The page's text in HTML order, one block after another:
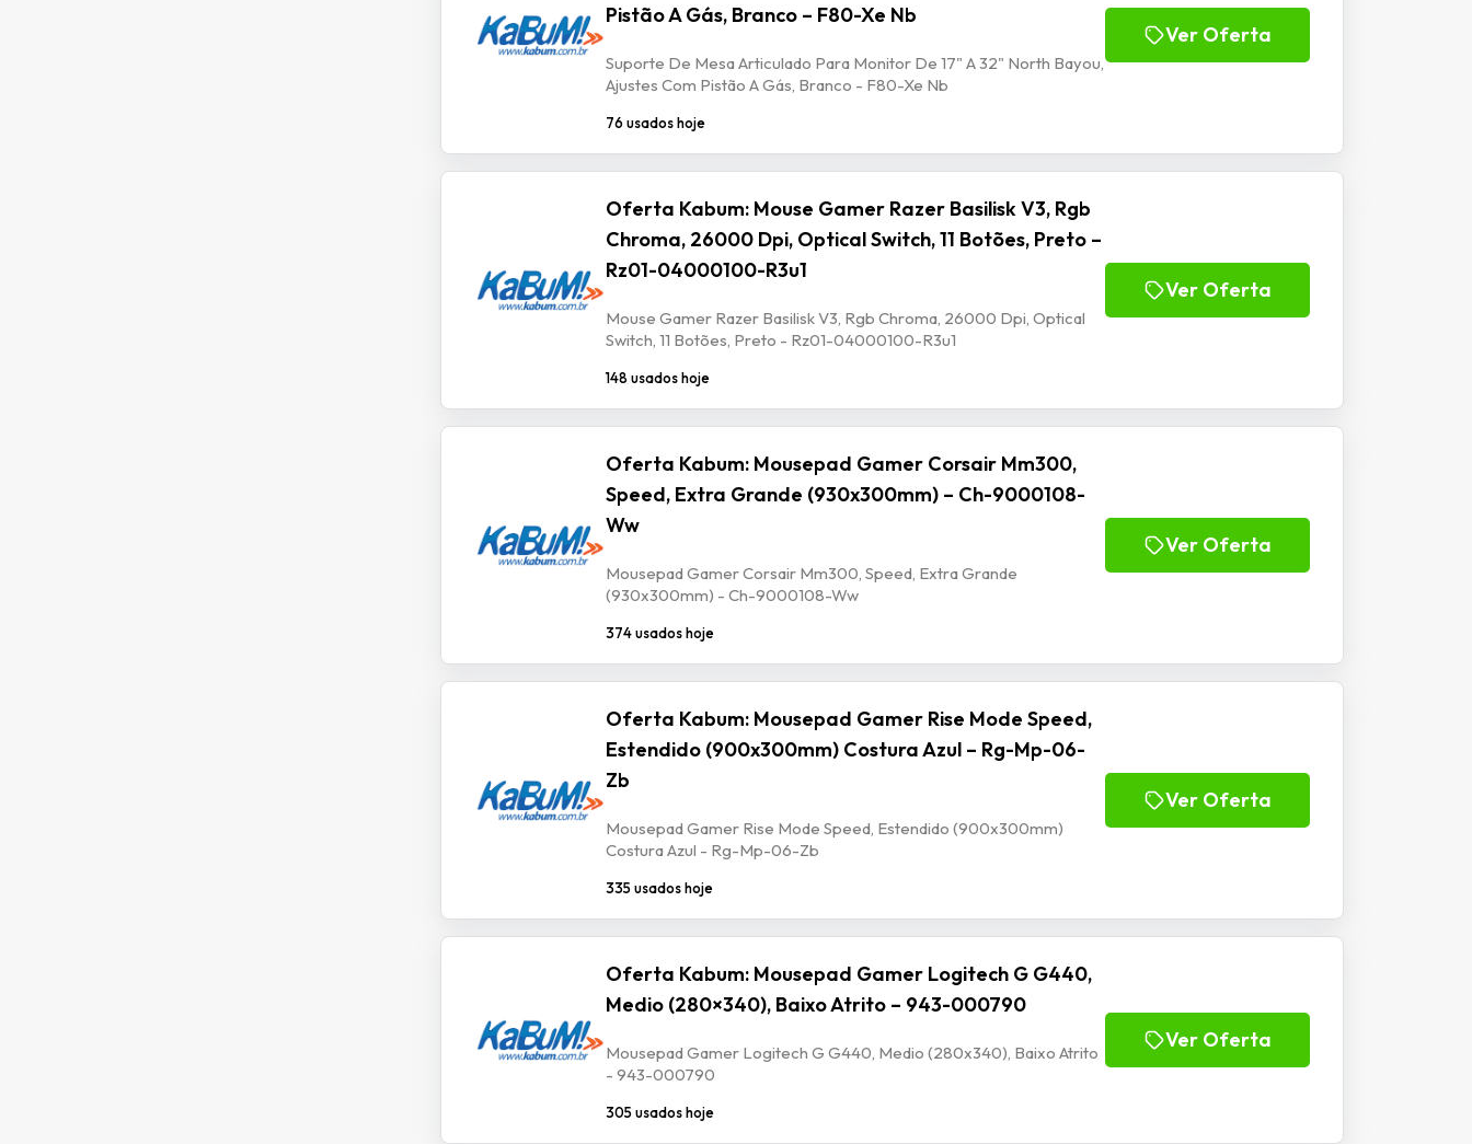
Pistão A Gás, Branco – F80-Xe Nb
Suporte De Mesa Articulado Para Monitor De 17" A 32" North Bayou,
Ajustes Com Pistão A Gás, Branco - F80-Xe Nb
76 usados hoje
Ver Oferta
Oferta Kabum: Mouse Gamer Razer Basilisk V3, Rgb
Chroma, 26000 Dpi, Optical Switch, 11 Botões, Preto –
Rz01-04000100-R3u1
Mouse Gamer Razer Basilisk V3, Rgb Chroma, 26000 Dpi, Optical
Switch, 11 Botões, Preto - Rz01-04000100-R3u1
148 usados hoje
Ver Oferta
Oferta Kabum: Mousepad Gamer Corsair Mm300,
Speed, Extra Grande (930x300mm) – Ch-9000108-
Ww
Mousepad Gamer Corsair Mm300, Speed, Extra Grande
(930x300mm) - Ch-9000108-Ww
374 usados hoje
Ver Oferta
Oferta Kabum: Mousepad Gamer Rise Mode Speed,
Estendido (900x300mm) Costura Azul – Rg-Mp-06-
Zb
Mousepad Gamer Rise Mode Speed, Estendido (900x300mm)
Costura Azul - Rg-Mp-06-Zb
335 usados hoje
Ver Oferta
Oferta Kabum: Mousepad Gamer Logitech G G440,
Medio (280×340), Baixo Atrito – 943-000790
Mousepad Gamer Logitech G G440, Medio (280x340), Baixo Atrito
- 943-000790
305 usados hoje
Ver Oferta